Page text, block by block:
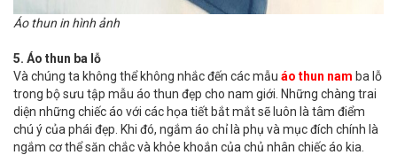
Áo thun in hình ảnh
5. Áo thun ba lỗ
Và chúng ta không thể không nhắc đến các mẫu áo thun nam ba lỗ
trong bộ sưu tập mẫu áo thun đẹp cho nam giới. Những chàng trai
diện những chiếc áo với các họa tiết bắt mắt sẽ luôn là tâm điểm
chú ý của phái đẹp. Khi đó, ngắm áo chỉ là phụ và mục đích chính là
ngắm cơ thể săn chắc và khỏe khoắn của chủ nhân chiếc áo kia.